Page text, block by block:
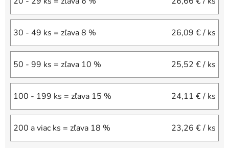
30 - 49 ks = zľava 8 % 26,09 €/ ks
50 - 99 ks = zľava 10 % 25,52 €/ ks
100 - 199 ks = zľava 15 % 24,11 €/ ks
200 a viac ks = zľava 18 % 23,26 €/ ks